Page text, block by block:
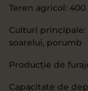
Teren agricol:
Culturi principale:
soarelui, porumb
Producție de
Capacitate de